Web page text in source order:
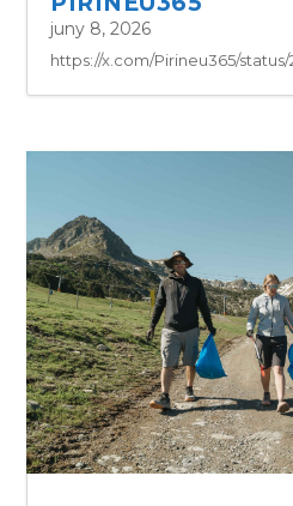
juny 8, 2026
https://x.com/Pirineu365/